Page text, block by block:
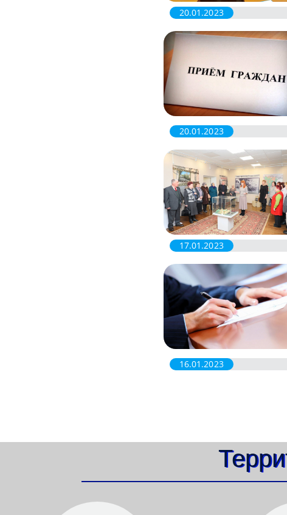
20.01.2023
20.01.2023
17.01.2023
16.01.2023